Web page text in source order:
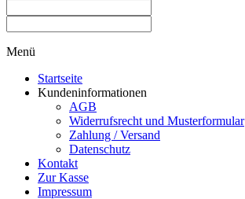
Menü
Startseite
Kundeninformationen
AGB
Widerrufsrecht und Musterformular
Zahlung / Versand
Datenschutz
Kontakt
Zur Kasse
Impressum